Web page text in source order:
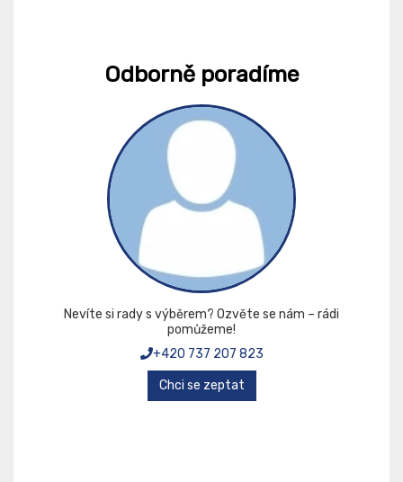
Odborně poradíme
Nevíte si rady s výběrem? Ozvěte se nám – rádi
pomůžeme!
+420 737 207 823
Chci se zeptat